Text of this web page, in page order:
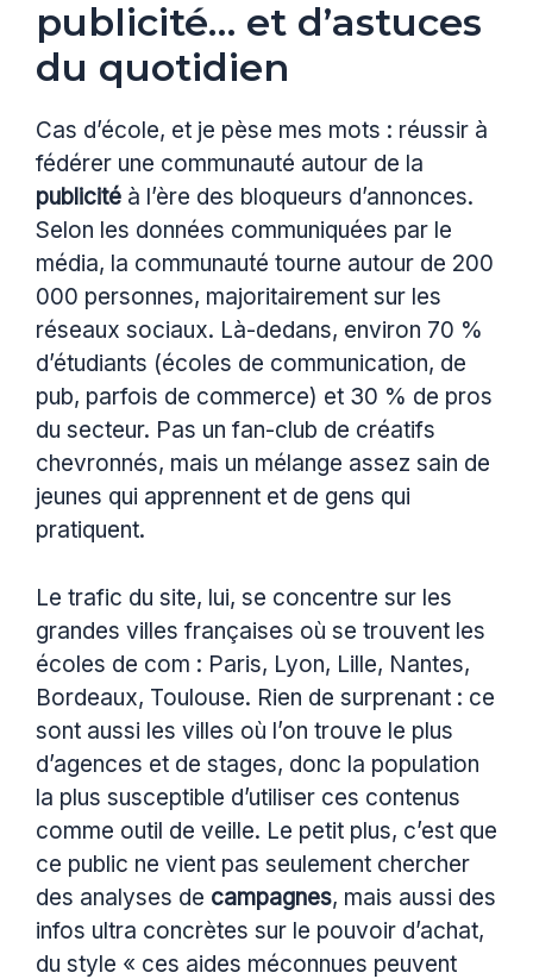
publicité… et d’astuces
du quotidien
Cas d’école, et je pèse mes mots : réussir à
fédérer une communauté autour de la
publicité à l’ère des bloqueurs d’annonces.
Selon les données communiquées par le
média, la communauté tourne autour de 200
000 personnes, majoritairement sur les
réseaux sociaux. Là-dedans, environ 70 %
d’étudiants (écoles de communication, de
pub, parfois de commerce) et 30 % de pros
du secteur. Pas un fan-club de créatifs
chevronnés, mais un mélange assez sain de
jeunes qui apprennent et de gens qui
pratiquent.
Le trafic du site, lui, se concentre sur les
grandes villes françaises où se trouvent les
écoles de com : Paris, Lyon, Lille, Nantes,
Bordeaux, Toulouse. Rien de surprenant : ce
sont aussi les villes où l’on trouve le plus
d’agences et de stages, donc la population
la plus susceptible d’utiliser ces contenus
comme outil de veille. Le petit plus, c’est que
ce public ne vient pas seulement chercher
des analyses de campagnes, mais aussi des
infos ultra concrètes sur le pouvoir d’achat,
du style « ces aides méconnues peuvent